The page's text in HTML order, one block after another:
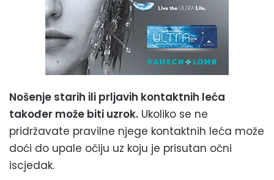
Nošenje starih ili prljavih kontaktnih leća
također može biti uzrok. Ukoliko se ne
pridržavate pravilne njege kontaktnih leća može
doći do upale očiju uz koju je prisutan očni
iscjedak.